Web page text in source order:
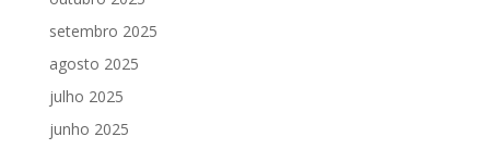
setembro 2025
agosto 2025
julho 2025
junho 2025